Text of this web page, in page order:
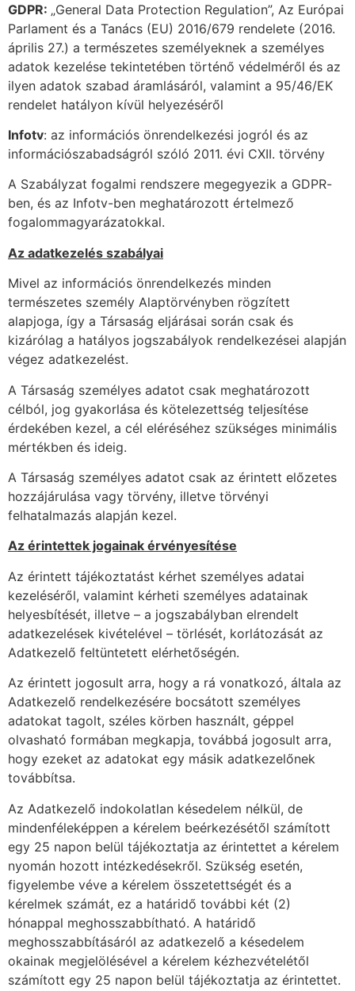
GDPR: „General Data Protection Regulation”, Az Európai
Parlament és a Tanács (EU) 2016/679 rendelete (2016.
április 27.) a természetes személyeknek a személyes
adatok kezelése tekintetében történő védelméről és az
ilyen adatok szabad áramlásáról, valamint a 95/46/EK
rendelet hatályon kívül helyezéséről
Infotv: az információs önrendelkezési jogról és az
információszabadságról szóló 2011. évi CXII. törvény
A Szabályzat fogalmi rendszere megegyezik a GDPR-
ben, és az Infotv-ben meghatározott értelmező
fogalommagyarázatokkal.
Az adatkezelés szabályai
Mivel az információs önrendelkezés minden
természetes személy Alaptörvényben rögzített
alapjoga, így a Társaság eljárásai során csak és
kizárólag a hatályos jogszabályok rendelkezései alapján
végez adatkezelést.
A Társaság személyes adatot csak meghatározott
célból, jog gyakorlása és kötelezettség teljesítése
érdekében kezel, a cél eléréséhez szükséges minimális
mértékben és ideig.
A Társaság személyes adatot csak az érintett előzetes
hozzájárulása vagy törvény, illetve törvényi
felhatalmazás alapján kezel.
Az érintettek jogainak érvényesítése
Az érintett tájékoztatást kérhet személyes adatai
kezeléséről, valamint kérheti személyes adatainak
helyesbítését, illetve – a jogszabályban elrendelt
adatkezelések kivételével – törlését, korlátozását az
Adatkezelő feltüntetett elérhetőségén.
Az érintett jogosult arra, hogy a rá vonatkozó, általa az
Adatkezelő rendelkezésére bocsátott személyes
adatokat tagolt, széles körben használt, géppel
olvasható formában megkapja, továbbá jogosult arra,
hogy ezeket az adatokat egy másik adatkezelőnek
továbbítsa.
Az Adatkezelő indokolatlan késedelem nélkül, de
mindenféleképpen a kérelem beérkezésétől számított
egy 25 napon belül tájékoztatja az érintettet a kérelem
nyomán hozott intézkedésekről. Szükség esetén,
figyelembe véve a kérelem összetettségét és a
kérelmek számát, ez a határidő további két (2)
hónappal meghosszabbítható. A határidő
meghosszabbításáról az adatkezelő a késedelem
okainak megjelölésével a kérelem kézhezvételétől
számított egy 25 napon belül tájékoztatja az érintettet.